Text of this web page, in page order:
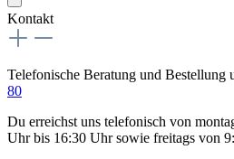
Kontakt
Telefonische Beratung und Bestellung
80
Du erreichst uns telefonisch von
Uhr bis 16:30 Uhr sowie freitags von